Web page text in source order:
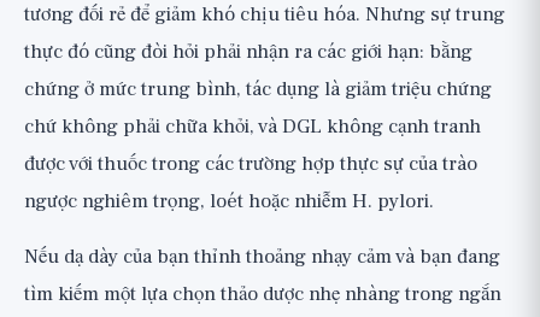
tương đối rẻ để giảm khó chịu tiêu hóa. Nhưng sự trung
thực đó cũng đòi hỏi phải nhận ra các giới hạn: bằng
chứng ở mức trung bình, tác dụng là giảm triệu chứng
chứ không phải chữa khỏi, và DGL không cạnh tranh
được với thuốc trong các trường hợp thực sự của trào
ngược nghiêm trọng, loét hoặc nhiễm H. pylori.
Nếu dạ dày của bạn thỉnh thoảng nhạy cảm và bạn đang
tìm kiếm một lựa chọn thảo dược nhẹ nhàng trong ngắn